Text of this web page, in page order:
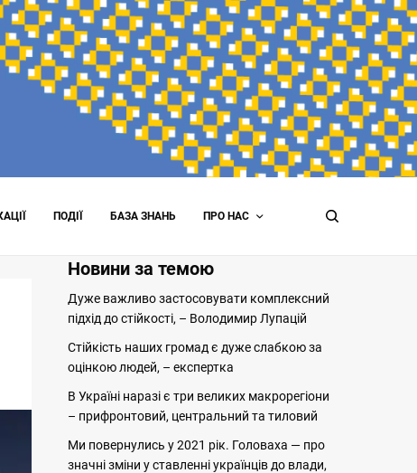
ПОДІЇ БАЗА ЗНАНЬ ПРО НАС
Новини за темою
Дуже важливо застосовувати комплексний
підхід до стійкості, – Володимир Лупацій
Стійкість наших громад є дуже слабкою за
оцінкою людей, – експертка
В Україні наразі є три великих макрорегіони
– прифронтовий, центральний та тиловий
Ми повернулись у 2021 рік. Головаха — про
значні зміни у ставленні українців до влади,